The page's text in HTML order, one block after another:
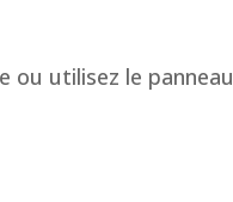
ou utilisez le panneau